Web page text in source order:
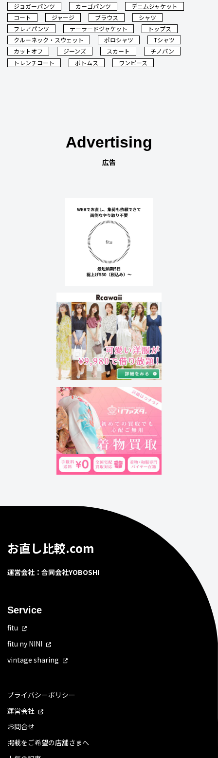
ジョガーパンツ
カーゴパンツ
デニムジャケット
コート
ジャージ ブラウス
シャツ
フレアパンツ
テーラードジャケット
トップス
クルーネック・スウェット
ポロシャツ
Tシャツ
カットオフ
ジーンズ スカート
チノパン
トレンチコート
ボトムス ワンピース
Advertising
広告
お直し比較.com
運営会社：合同会社YOBOSHI
Service
fitu
fitu ny NINI
vintage sharing
プライバシーポリシー
運営会社
お問合せ
掲載をご希望の店舗さまへ